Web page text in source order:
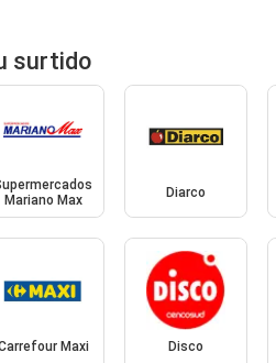
surtido
Mariano Max
Diarco
Maxi Disco